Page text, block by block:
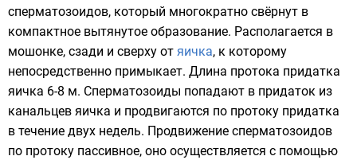
сперматозоидов, который многократно свёрнут в
компактное вытянутое образование. Располагается в
мошонке, сзади и сверху от яичка, к которому
непосредственно примыкает. Длина протока придатка
яичка 6-8 м. Сперматозоиды попадают в придаток из
канальцев яичка и продвигаются по протоку придатка
в течение двух недель. Продвижение сперматозоидов
по протоку пассивное, оно осуществляется с помощью